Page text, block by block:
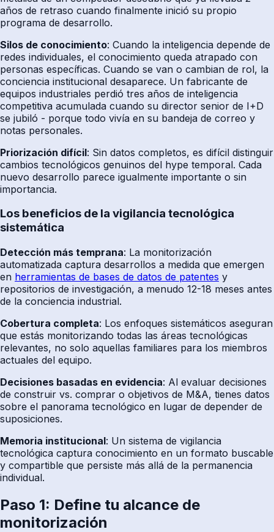
años de retraso cuando finalmente inició su propio
programa de desarrollo.
Silos de conocimiento: Cuando la inteligencia depende de
redes individuales, el conocimiento queda atrapado con
personas específicas. Cuando se van o cambian de rol, la
conciencia institucional desaparece. Un fabricante de
equipos industriales perdió tres años de inteligencia
competitiva acumulada cuando su director senior de I+D
se jubiló - porque todo vivía en su bandeja de correo y
notas personales.
Priorización difícil: Sin datos completos, es difícil distinguir
cambios tecnológicos genuinos del hype temporal. Cada
nuevo desarrollo parece igualmente importante o sin
importancia.
Los beneficios de la vigilancia tecnológica
sistemática
Detección más temprana: La monitorización
automatizada captura desarrollos a medida que emergen
en herramientas de bases de datos de patentes y
repositorios de investigación, a menudo 12-18 meses antes
de la conciencia industrial.
Cobertura completa: Los enfoques sistemáticos aseguran
que estás monitorizando todas las áreas tecnológicas
relevantes, no solo aquellas familiares para los miembros
actuales del equipo.
Decisiones basadas en evidencia: Al evaluar decisiones
de construir vs. comprar o objetivos de M&A, tienes datos
sobre el panorama tecnológico en lugar de depender de
suposiciones.
Memoria institucional: Un sistema de vigilancia
tecnológica captura conocimiento en un formato buscable
y compartible que persiste más allá de la permanencia
individual.
Paso 1: Define tu alcance de
monitorización